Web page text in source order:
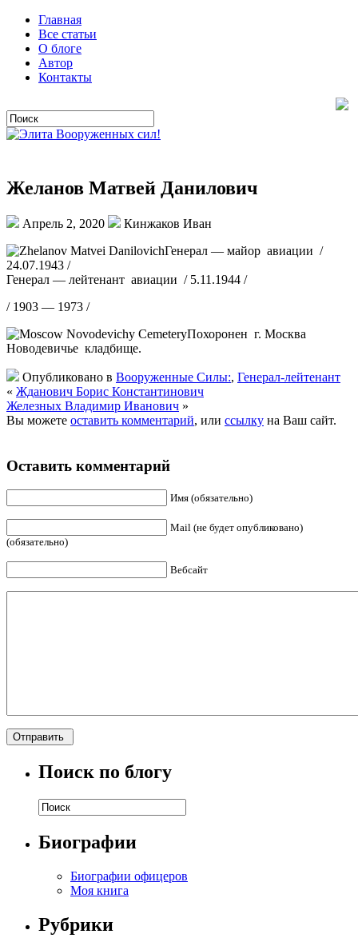
Главная
Все статьи
О блоге
Автор
Контакты
Желанов Матвей Данилович
Апрель 2, 2020
Кинжаков Иван
Генерал — майор авиации /
24.07.1943 /
Генерал — лейтенант авиации / 5.11.1944 /
/ 1903 — 1973 /
Похоронен г. Москва
Новодевичье кладбище.
Опубликовано в Вооруженные Силы:, Генерал-лейтенант
« Жданович Борис Константинович
Железных Владимир Иванович »
Вы можете оставить комментарий, или ссылку на Ваш сайт.
Оставить комментарий
Имя (обязательно)
Mail (не будет опубликовано)
(обязательно)
Вебсайт
Поиск по блогу
Биографии
Биографии офицеров
Моя книга
Рубрики